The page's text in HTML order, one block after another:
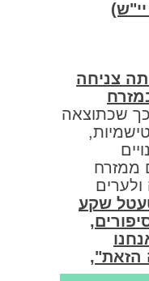
ה-19 הייתה צניחה
שכתוצאה
ממזרח
ולערים
שקע
הזאת",